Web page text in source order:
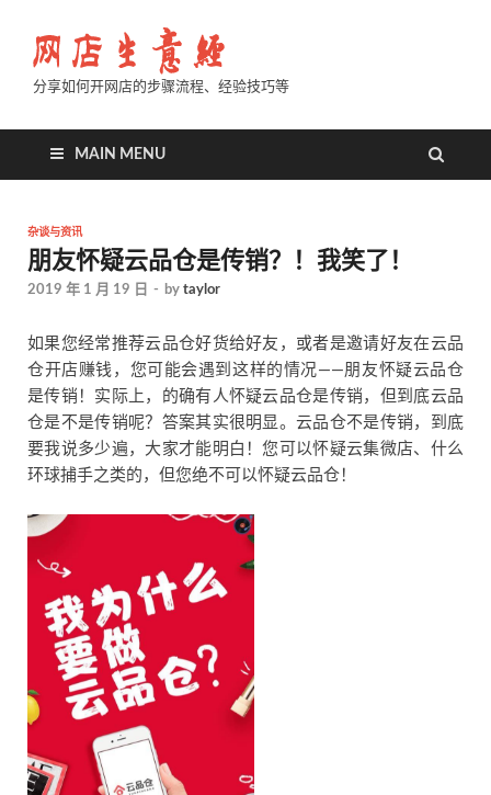
分享如何开网店的步骤流程、经验技巧等
MAIN MENU
杂谈与资讯
朋友怀疑云品仓是传销？！我笑了！
2019 年 1 月 19 日 - by taylor
如果您经常推荐云品仓好货给好友，或者是邀请好友在云品
仓开店赚钱，您可能会遇到这样的情况——朋友怀疑云品仓
是传销！实际上，的确有人怀疑云品仓是传销，但到底云品
仓是不是传销呢？答案其实很明显。云品仓不是传销，到底
要我说多少遍，大家才能明白！您可以怀疑云集微店、什么
环球捕手之类的，但您绝不可以怀疑云品仓！